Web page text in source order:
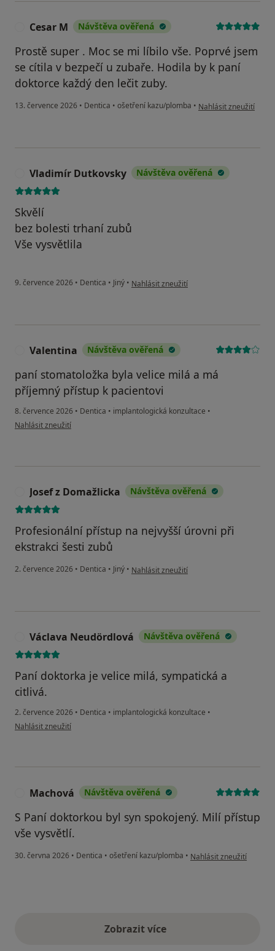
Cesar M Návštěva ověřená
Prostě super . Moc se mi líbilo vše. Poprvé jsem
se cítila v bezpečí u zubaře. Hodila by k paní
doktorce každý den lečit zuby.
13. července 2026 • Dentica • ošetření kazu/plomba • podle názoru
Nahlásit zneužití
Vladimír Dutkovsky Návštěva ověřená
Skvělí
bez bolesti trhaní zubů
Vše vysvětlila
9. července 2026 • Dentica • Jiný • podle názoru uživatele Vladimír Dutkovsky
Nahlásit zneužití
Valentina Návštěva ověřená
paní stomatoložka byla velice milá a má
příjemný přístup k pacientovi
8. července 2026 • Dentica • implantologická konzultace •
podle názoru uživatele Valentina
Nahlásit zneužití
Josef z Domažlicka Návštěva ověřená
Profesionální přístup na nejvyšší úrovni při
ekstrakci šesti zubů
2. července 2026 • Dentica • Jiný • podle názoru uživatele Josef z Domažlicka
Nahlásit zneužití
Václava Neudördlová Návštěva ověřená
Paní doktorka je velice milá, sympatická a
citlivá.
2. července 2026 • Dentica • implantologická konzultace •
podle názoru uživatele Václava Neudördlová
Nahlásit zneužití
Machová Návštěva ověřená
S Paní doktorkou byl syn spokojený. Milí přístup
vše vysvětlí.
30. června 2026 • Dentica • ošetření kazu/plomba • podle názoru uživatele
Nahlásit zneužití
Zobrazit vícevýše uvedené názory